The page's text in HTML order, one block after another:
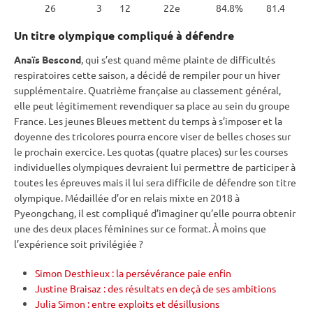
26
3 12 22e 84.8% 81.4
Un titre olympique compliqué à défendre
Anaïs Bescond, qui s’est quand même plainte de difficultés
respiratoires cette saison, a décidé de rempiler pour un hiver
supplémentaire. Quatrième française au classement général,
elle peut légitimement revendiquer sa place au sein du groupe
France. Les jeunes Bleues mettent du temps à s’imposer et la
doyenne des tricolores pourra encore viser de belles choses sur
le prochain exercice. Les quotas (quatre places) sur les courses
individuelles olympiques devraient lui permettre de participer à
toutes les épreuves mais il lui sera difficile de défendre son titre
olympique. Médaillée d’or en relais mixte en 2018 à
Pyeongchang, il est compliqué d’imaginer qu’elle pourra obtenir
une des deux places féminines sur ce format. À moins que
l’expérience soit privilégiée ?
Simon Desthieux : la persévérance paie enfin
Justine Braisaz : des résultats en deçà de ses ambitions
Julia Simon : entre exploits et désillusions